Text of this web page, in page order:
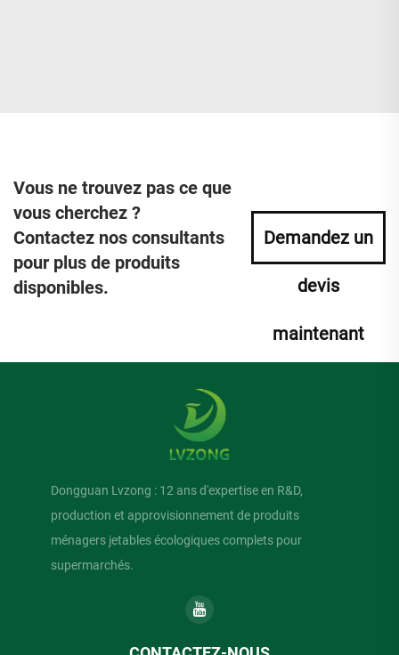
Vous ne trouvez pas ce que
vous cherchez ?
Contactez nos consultants
pour plus de produits
disponibles.
Demandez un
devis
maintenant
Dongguan Lvzong : 12 ans d'expertise en R&D,
production et approvisionnement de produits
ménagers jetables écologiques complets pour
supermarchés.